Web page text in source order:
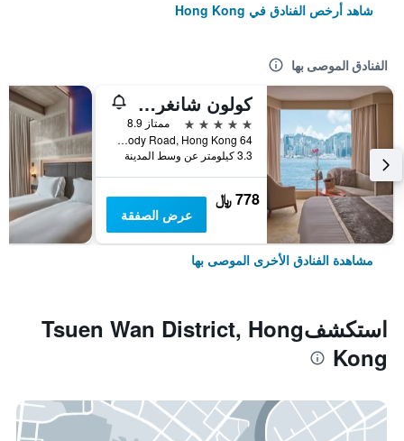
شاهد أرخص الفنادق في Hong Kong
الفنادق الموصى بها
كولون شانغري- لا
5 نجوم
ممتاز 8.9
64 Mody Road, Hong Kong, هونغ كونغ
3.3 كيلومتر عن وسط المدينة
778 ﷼
عرض الصفقة
مشاهدة الفنادق الأخرى الموصى بها
استكشفTsuen Wan District, Hong
Kong